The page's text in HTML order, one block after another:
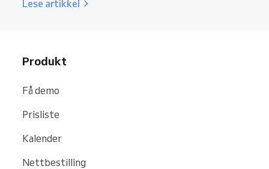
Lese artikkel
Produkt
Få demo
Prisliste
Kalender
Nettbestilling